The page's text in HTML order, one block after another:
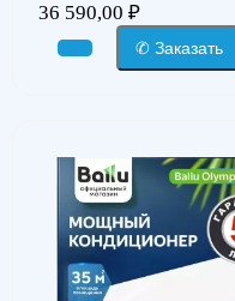
36 590,00 ₽
✆ Заказать